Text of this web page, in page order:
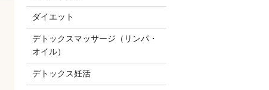
ダイエット
デトックスマッサージ（リンパ・
オイル）
デトックス妊活